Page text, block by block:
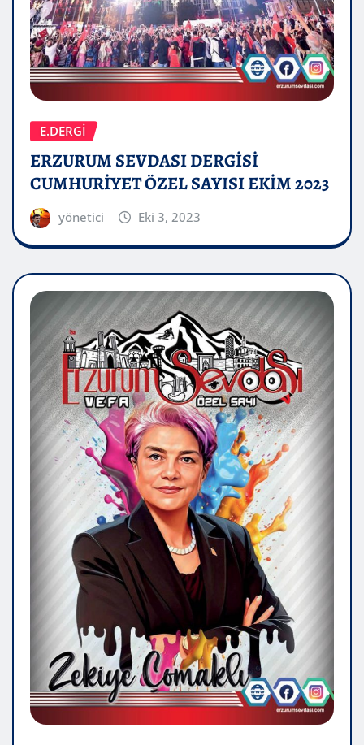
E.DERGİ
ERZURUM SEVDASI DERGİSİ
CUMHURİYET ÖZEL SAYISI EKİM 2023
yönetici Eki 3, 2023